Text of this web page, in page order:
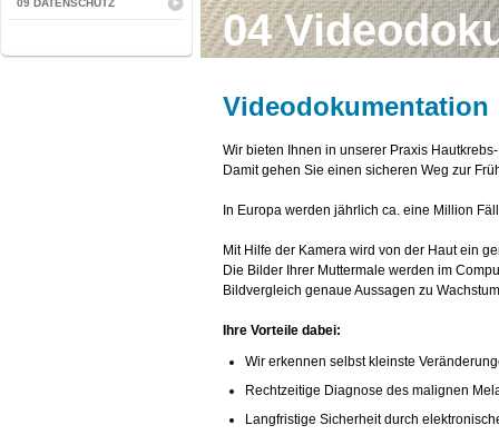
Videodokumentation
Wir bieten Ihnen in unserer Praxis
Damit gehen Sie einen sicheren Weg zur
In Europa werden jährlich ca. eine Million
Mit Hilfe der Kamera wird von der Haut ein
Die Bilder Ihrer Muttermale werden im
Bildvergleich genaue Aussagen zu
Ihre Vorteile dabei:
Wir erkennen selbst kleinste
Rechtzeitige Diagnose des malignen
Langfristige Sicherheit durch
04
09 DATENSCHUTZ